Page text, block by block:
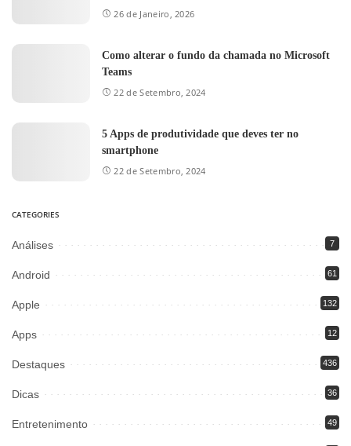
26 de Janeiro, 2026
Como alterar o fundo da chamada no Microsoft
Teams
22 de Setembro, 2024
5 Apps de produtividade que deves ter no
smartphone
22 de Setembro, 2024
CATEGORIES
Análises 7
Android 61
Apple 132
Apps 12
Destaques 436
Dicas 36
Entretenimento 49